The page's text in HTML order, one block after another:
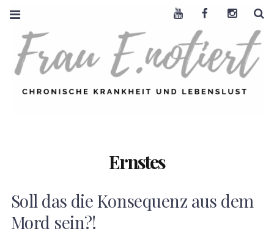
Ernstes
Soll das die Konsequenz aus dem
Mord sein?!
Youtube Facebook